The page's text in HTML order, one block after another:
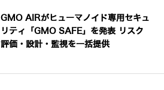
GMO AIRがヒューマノイド専用セキュ
リティ「GMO SAFE」を発表 リスク
評価・設計・監視を一括提供